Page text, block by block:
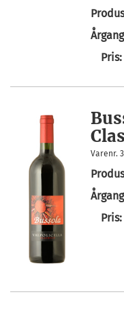
Pris:
Varenr.
Pris: